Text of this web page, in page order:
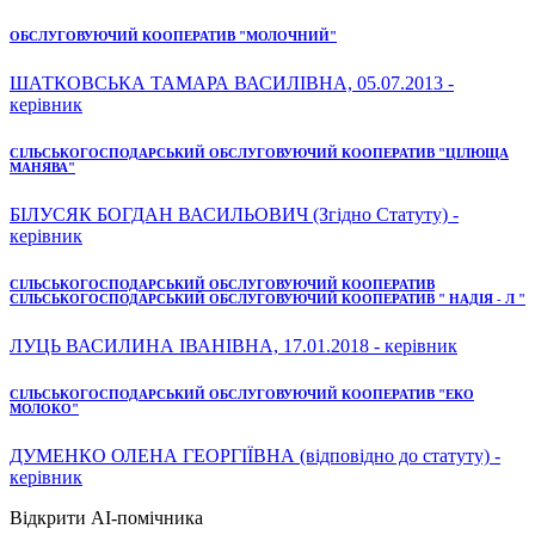
ОБСЛУГОВУЮЧИЙ КООПЕРАТИВ "МОЛОЧНИЙ"
ШАТКОВСЬКА ТАМАРА ВАСИЛІВНА, 05.07.2013 -
керівник
СІЛЬСЬКОГОСПОДАРСЬКИЙ ОБСЛУГОВУЮЧИЙ КООПЕРАТИВ "ЦІЛЮЩА
МАНЯВА"
БІЛУСЯК БОГДАН ВАСИЛЬОВИЧ (Згідно Статуту) -
керівник
СІЛЬСЬКОГОСПОДАРСЬКИЙ ОБСЛУГОВУЮЧИЙ КООПЕРАТИВ
СІЛЬСЬКОГОСПОДАРСЬКИЙ ОБСЛУГОВУЮЧИЙ КООПЕРАТИВ " НАДІЯ - Л "
ЛУЦЬ ВАСИЛИНА ІВАНІВНА, 17.01.2018 - керівник
СІЛЬСЬКОГОСПОДАРСЬКИЙ ОБСЛУГОВУЮЧИЙ КООПЕРАТИВ "ЕКО
МОЛОКО"
ДУМЕНКО ОЛЕНА ГЕОРГІЇВНА (відповідно до статуту) -
керівник
Відкрити AI-помічника